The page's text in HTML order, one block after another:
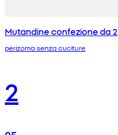
Mutandine confezione da 2
perizoma senza cuciture
2